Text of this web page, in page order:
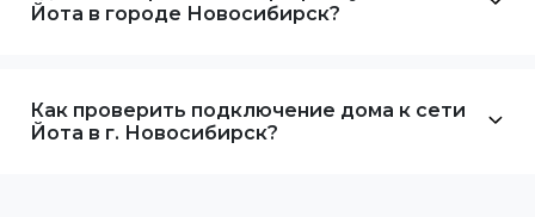
Йота в городе Новосибирск?
Как проверить подключение дома к сети
Йота в г. Новосибирск?